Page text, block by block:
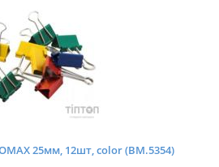
25мм, 12шт, color (BM.5354)